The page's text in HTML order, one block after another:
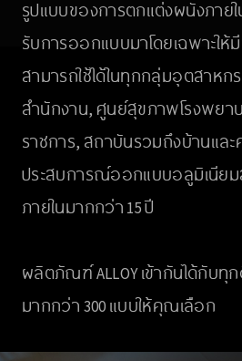
รูปแบบของการตกแต่งผนังภายใ
รับการออกแบบมาโดยเฉพาะใ
สามารถใช้ได้ในทุกกลุ่มอุตสาห
สำนักงาน, ศูนย์สุขภาพโรงพยา
ราชการ, สถาบันรวมถึงบ้านและ
ประสบการณ์ออกแบบอลูมิเนียม
ภายในมากกว่า 15 ปี
ผลิตภัณฑ์ ALLOY เข้ากันได้กับทุก
มากกว่า 300 แบบให้คุณเลือก